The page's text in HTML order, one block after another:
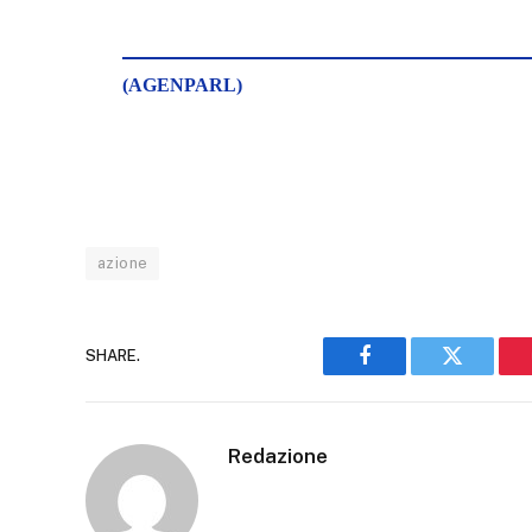
(AGENPARL)
azione
SHARE.
Facebook Twitter
Redazione